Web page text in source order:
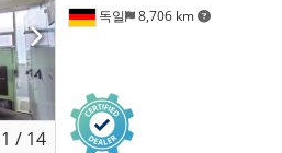
1 / 14
독일 8,706 km